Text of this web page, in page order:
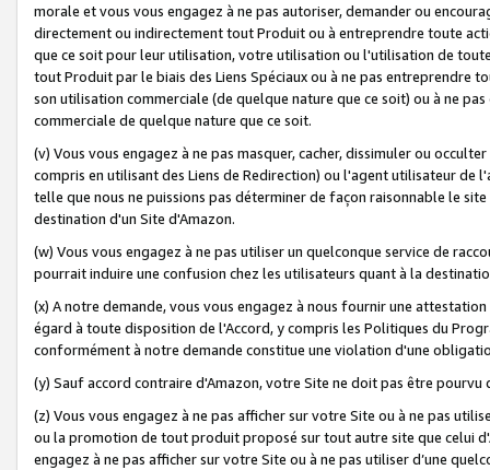
morale et vous vous engagez à ne pas autoriser, demander ou
directement ou indirectement tout Produit ou à entreprendre toute
que ce soit pour leur utilisation, votre utilisation ou l'utilisation de
tout Produit par le biais des Liens Spéciaux ou à ne pas entreprendre
son utilisation commerciale (de quelque nature que ce soit) ou à ne
commerciale de quelque nature que ce soit.
(v) Vous vous engagez à ne pas masquer, cacher, dissimuler ou
compris en utilisant des Liens de Redirection) ou l'agent utilisateur
telle que nous ne puissions pas déterminer de façon raisonnable le
destination d'un Site d'Amazon.
(w) Vous vous engagez à ne pas utiliser un quelconque service de
pourrait induire une confusion chez les utilisateurs quant à la
(x) A notre demande, vous vous engagez à nous fournir une
égard à toute disposition de l'Accord, y compris les Politiques du
conformément à notre demande constitue une violation d'une
(y) Sauf accord contraire d'Amazon, votre Site ne doit pas être
(z) Vous vous engagez à ne pas afficher sur votre Site ou à ne pas
ou la promotion de tout produit proposé sur tout autre site que celui
engagez à ne pas afficher sur votre Site ou à ne pas utiliser d’une